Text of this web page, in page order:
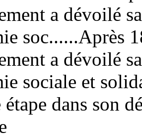
a dévoilé
soc......Après
a dévoilé
sociale et
dans son